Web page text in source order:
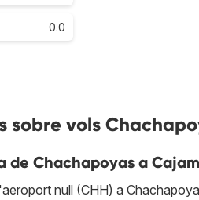
0.0
sobre vols
de Chachapoyas a
null (CHH) a